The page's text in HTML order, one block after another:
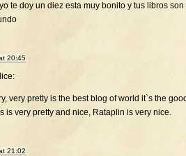
te doy un diez esta muy bonito y tus libros son
20:45
very pretty is the best blog of world it`s the
is very pretty and nice, Rataplin is very nice.
21:02